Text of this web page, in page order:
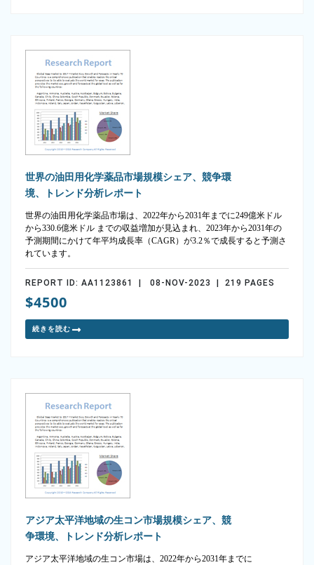
世界の油田用化学薬品市場規模シェア、競争環
境、トレンド分析レポート
世界の油田用化学薬品市場は、2022年から2031年までに249億米ドル
から330.6億米ドル までの収益増加が見込まれ、2023年から2031年の
予測期間にかけて年平均成長率（CAGR）が3.2％で成長すると予測さ
れています。
REPORT ID: AA1123861 | 08-NOV-2023 | 219 PAGES
$4500
続きを読む
アジア太平洋地域の生コン市場規模シェア、競
争環境、トレンド分析レポート
アジア太平洋地域の生コン市場は、2022年から2031年までに